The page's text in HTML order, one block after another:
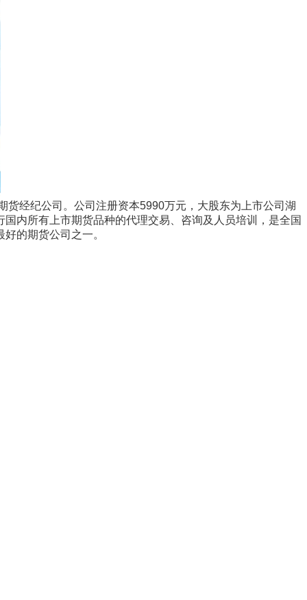
经纪公司。公司注册资本5990万元，大股东为上市公司湖
内所有上市期货品种的代理交易、咨询及人员培训，是全国
的期货公司之一。